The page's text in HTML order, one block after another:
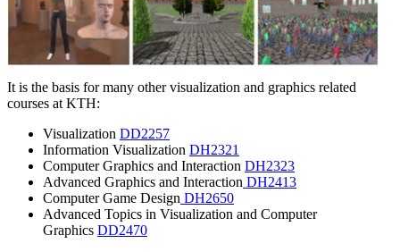
It is the basis for many other visualization and graphics related
courses at KTH:
Visualization DD2257
Information Visualization DH2321
Computer Graphics and Interaction DH2323
Advanced Graphics and Interaction DH2413
Computer Game Design DH2650
Advanced Topics in Visualization and Computer
Graphics DD2470